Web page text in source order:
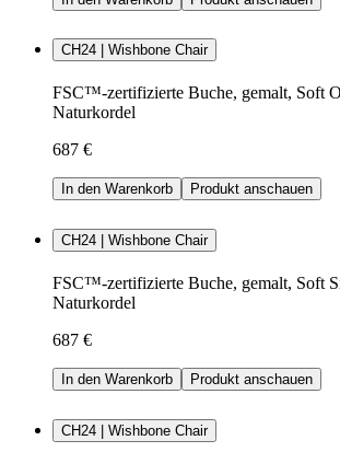
CH24 | Wishbone Chair
FSC™-zertifizierte Buche, gemalt, Soft
Naturkordel
687 €
In den Warenkorb Produkt anschauen
CH24 | Wishbone Chair
FSC™-zertifizierte Buche, gemalt, Soft
Naturkordel
687 €
In den Warenkorb Produkt anschauen
CH24 | Wishbone Chair